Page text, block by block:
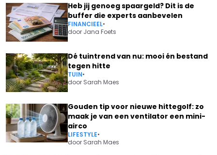
Heb jij genoeg spaargeld? Dit is de
buffer die experts aanbevelen
FINANCIEEL•
door Jana Foets
Dé tuintrend van nu: mooi én bestand
tegen hitte
TUIN•
door Sarah Maes
Gouden tip voor nieuwe hittegolf: zo
maak je van een ventilator een mini-
airco
LIFESTYLE•
door Sarah Maes